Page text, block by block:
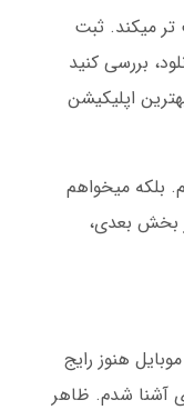
تر میکند. ثبت
بررسی کنید
اپلیکیشن
بلکه میخواهم
بخش بعدی،
های موبایل هنوز رایج
آشنا شدم. ظاهر